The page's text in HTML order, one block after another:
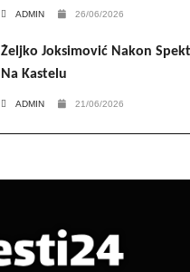
ADMIN 26/06/2026
Željko Joksimović Nakon
Na Kastelu
ADMIN 21/06/2026